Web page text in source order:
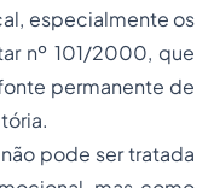
especialmente os
nº 101/2000, que
permanente de
pode ser tratada